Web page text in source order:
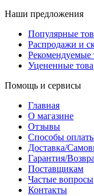
Наши предложения
Популярные
Распродажи и
Рекомендуемые
Уцененные
Помощь и сервисы
Главная
О магазине
Отзывы
Способы
Доставка/
Гарантия/
Поставщикам
Частые вопросы
Контакты